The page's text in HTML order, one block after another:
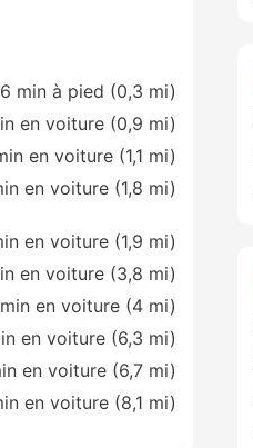
6 min à pied (0,3 mi)
en voiture (0,9 mi)
en voiture (1,1 mi)
en voiture (1,8 mi)
en voiture (1,9 mi)
en voiture (3,8 mi)
en voiture (4 mi)
en voiture (6,3 mi)
en voiture (6,7 mi)
en voiture (8,1 mi)